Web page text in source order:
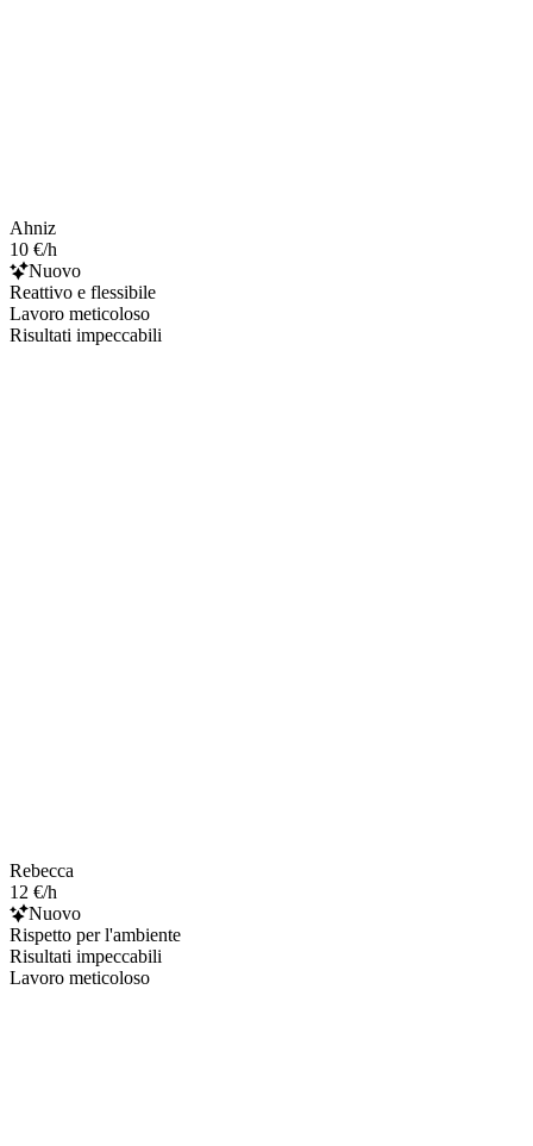
Ahniz
10 €/h
Nuovo
Reattivo e flessibile
Lavoro meticoloso
Risultati impeccabili
Rebecca
12 €/h
Nuovo
Rispetto per l'ambiente
Risultati impeccabili
Lavoro meticoloso